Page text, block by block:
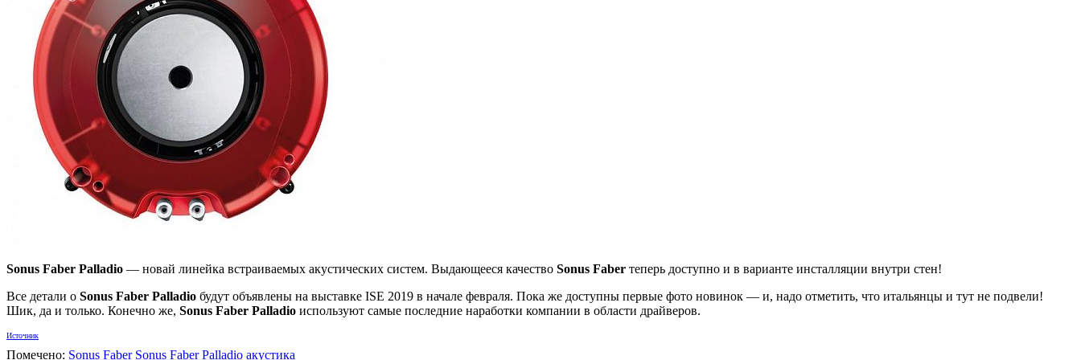
Sonus Faber Palladio — новай линейка встраиваемых акустических систем. Выдающееся качество Sonus Faber теперь доступно и в варианте инсталляции внутри стен!
Все детали о Sonus Faber Palladio будут объявлены на выставке ISE 2019 в начале февраля. Пока же доступны первые фото новинок — и, надо отметить, что итальянцы и тут не подвели!
Шик, да и только. Конечно же, Sonus Faber Palladio используют самые последние наработки компании в области драйверов.
Источник
Помечено: Sonus Faber Sonus Faber Palladio акустика